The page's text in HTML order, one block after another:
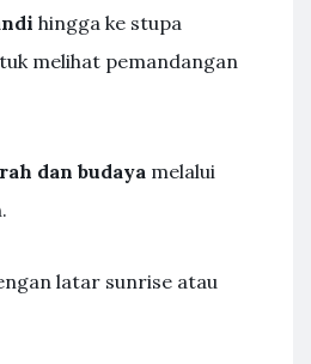
hingga ke stupa
melihat pemandangan
dan budaya melalui
latar sunrise atau